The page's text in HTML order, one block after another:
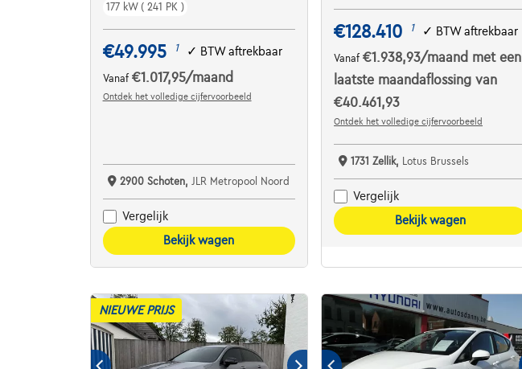
177 kW ( 241 PK )
€49.995 1 ✓ BTW aftrekbaar
Vanaf €1.017,95/maand
Ontdek het volledige cijfervoorbeeld
2900 Schoten, JLR Metropool Noord
Vergelijk
Bekijk wagen
€128.410 1 ✓ BTW aftrekbaar
Vanaf€1.938,93/maand met een
laatste maandaflossing van
€40.461,93
Ontdek het volledige cijfervoorbeeld
1731 Zellik, Lotus Brussels
Vergelijk
Bekijk wagen
NIEUWE PRIJS